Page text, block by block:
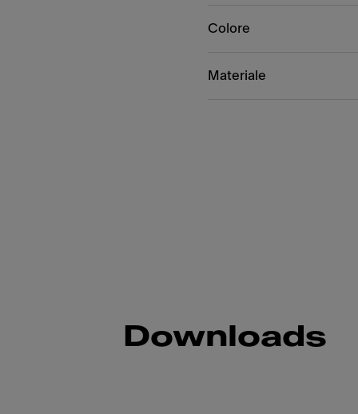
Colore
Materiale
Downloads